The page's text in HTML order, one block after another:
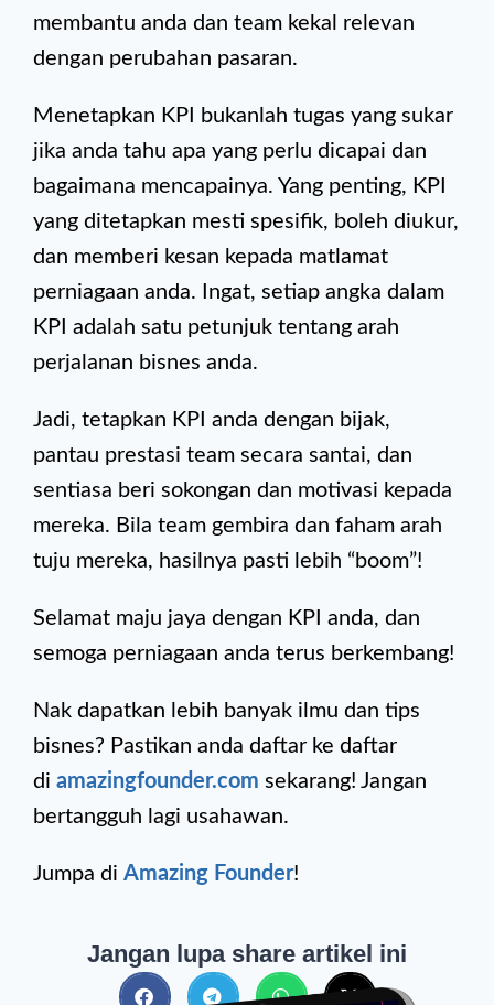
membantu anda dan team kekal relevan
dengan perubahan pasaran.
Menetapkan KPI bukanlah tugas yang sukar
jika anda tahu apa yang perlu dicapai dan
bagaimana mencapainya. Yang penting, KPI
yang ditetapkan mesti spesifik, boleh diukur,
dan memberi kesan kepada matlamat
perniagaan anda. Ingat, setiap angka dalam
KPI adalah satu petunjuk tentang arah
perjalanan bisnes anda.
Jadi, tetapkan KPI anda dengan bijak,
pantau prestasi team secara santai, dan
sentiasa beri sokongan dan motivasi kepada
mereka. Bila team gembira dan faham arah
tuju mereka, hasilnya pasti lebih “boom”!
Selamat maju jaya dengan KPI anda, dan
semoga perniagaan anda terus berkembang!
Nak dapatkan lebih banyak ilmu dan tips
bisnes? Pastikan anda daftar ke daftar
di amazingfounder.com sekarang! Jangan
bertangguh lagi usahawan.
Jumpa di Amazing Founder!
Jangan lupa share artikel ini